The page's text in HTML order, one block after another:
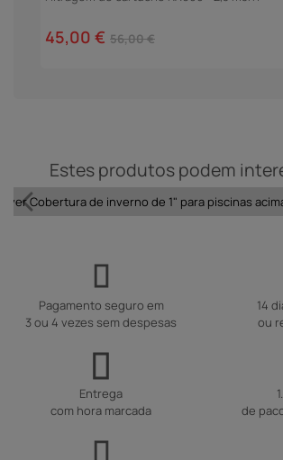
45,00 € 56,00 €
Estes produtos podem
Cobertura de inverno de 1" para piscinas
Pagamento seguro em
3 ou 4 vezes sem despesas
14
ou
Entrega
com hora marcada
de